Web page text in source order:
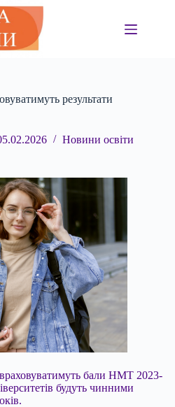
результати
Новини освіти
враховуватимуть бали НМТ 2023-
будуть чинними